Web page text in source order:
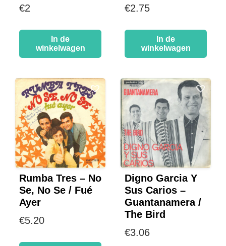
€2
In de
winkelwagen
€2.75
In de
winkelwagen
Rumba Tres – No
Se, No Se / Fué
Ayer
€5.20
Digno Garcia Y
Sus Carios –
Guantanamera /
The Bird
€3.06